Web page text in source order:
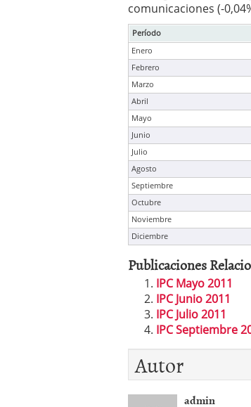
comunicaciones (-
Período
Enero
Febrero
Marzo
Abril
Mayo
Junio
Julio
Agosto
Septiembre
Octubre
Noviembre
Diciembre
Publicaciones
IPC Mayo 2011
IPC Junio 2011
IPC Julio 2011
IPC Septiembre
Autor
admin